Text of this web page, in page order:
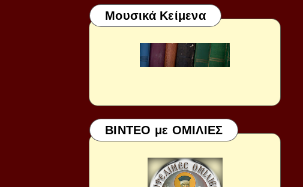
Μουσικά Κείμενα
ΒΙΝΤΕΟ με ΟΜΙΛΙΕΣ